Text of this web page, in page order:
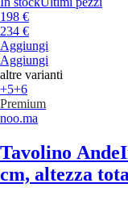
198 €
234 €
Aggiungi
Aggiungi
altre varianti
+5+6
Premium
noo.ma
Tavolino Ande
cm, altezza